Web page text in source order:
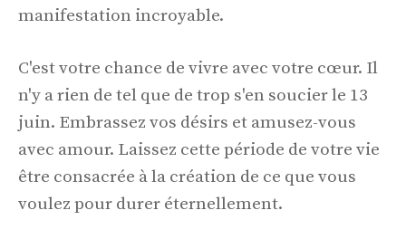
manifestation incroyable.
C'est votre chance de vivre avec votre cœur. Il
n'y a rien de tel que de trop s'en soucier le 13
juin. Embrassez vos désirs et amusez-vous
avec amour. Laissez cette période de votre vie
être consacrée à la création de ce que vous
voulez pour durer éternellement.